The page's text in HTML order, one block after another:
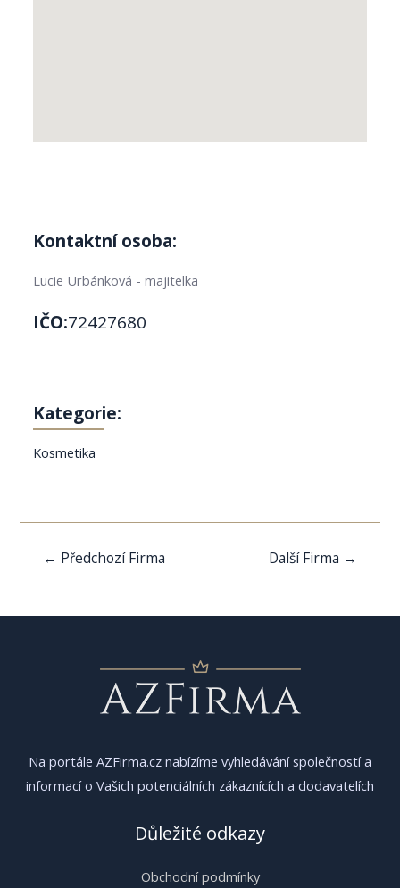
Kontaktní osoba:
Lucie Urbánková - majitelka
IČO:72427680
Kategorie:
Kosmetika
Navigace
← Předchozí Firma Další Firma →
Na portále AZFirma.cz nabízíme vyhledávání společností a
informací o Vašich potenciálních zákaznících a dodavatelích
Důležité odkazy
Obchodní podmínky